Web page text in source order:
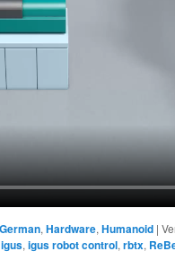
German,Hardware,Humanoid |
igus,igus robot control,rbtx,